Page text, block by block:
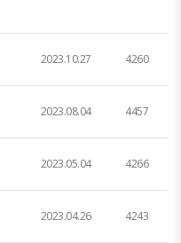
2023.10.27 4260
2023.08.04 4457
2023.05.04 4266
2023.04.26 4243